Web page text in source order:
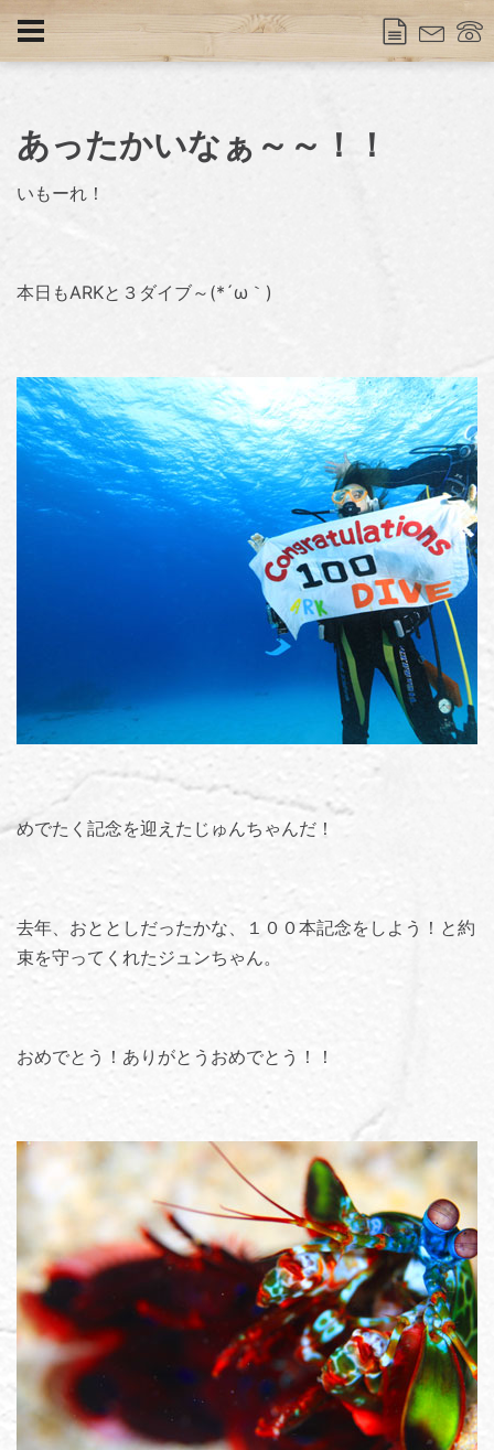
あったかいなぁ～～！！
いもーれ！
本日もARKと３ダイブ～(*´ω｀)
めでたく記念を迎えたじゅんちゃんだ！
去年、おととしだったかな、１００本記念をしよう！と約
束を守ってくれたジュンちゃん。
おめでとう！ありがとうおめでとう！！